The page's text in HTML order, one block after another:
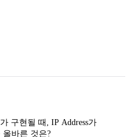
구현될 때, IP Address가